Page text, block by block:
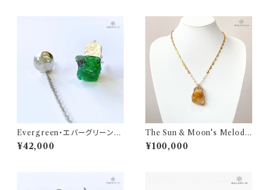
Evergreen・エバーグリーン｜
グリーンガーネット＆月のピラミ
ッド ピアス（Silver925）｜AQ
¥42,000
The Sun & Moon's Melod
y・太陽と月の調べ｜イエローバ
ライト ネックレス（K14GFワイ
¥100,000